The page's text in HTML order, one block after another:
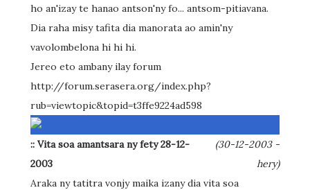
ho an'izay te hanao antson'ny fo... antsom-pitiavana.
Dia raha misy tafita dia manorata ao amin'ny
vavolombelona hi hi hi.
Jereo eto ambany ilay forum
http://forum.serasera.org/index.php?
rub=viewtopic&topid=t3ffe9224ad598
:: Vita soa amantsara ny fety 28-12-
2003
(30-12-2003 -
hery)
Araka ny tatitra vonjy maika izany dia vita soa